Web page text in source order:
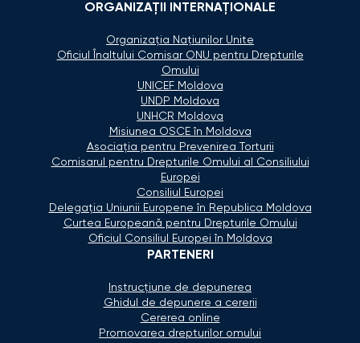
ORGANIZAŢII INTERNAŢIONALE
Organizaţia Naţiunilor Unite
Oficiul Înaltului Comisar ONU pentru Drepturile
Omului
UNICEF Moldova
UNDP Moldova
UNHCR Moldova
Misiunea OSCE în Moldova
Asociaţia pentru Prevenirea Torturii
Comisarul pentru Drepturile Omului al Consiliului
Europei
Consiliul Europei
Delegaţia Uniunii Europene în Republica Moldova
Curtea Europeană pentru Drepturile Omului
Oficiul Consiliul Europei în Moldova
PARTENERI
Instrucțiune de depunerea
Ghidul de depunere a cererii
Cererea online
Promovarea drepturilor omului